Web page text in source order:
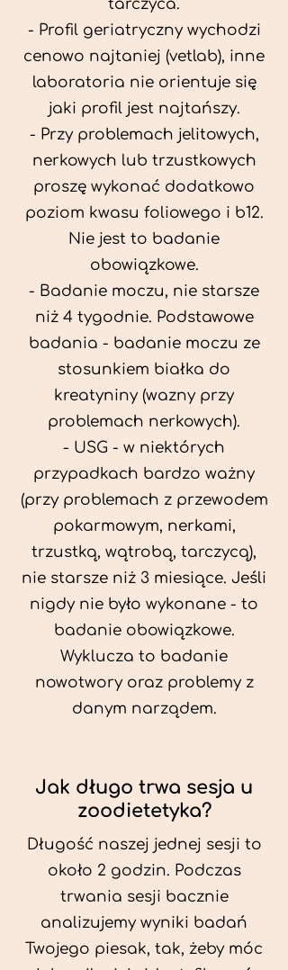
tarczyca.
- Profil geriatryczny wychodzi
cenowo najtaniej (vetlab), inne
laboratoria nie orientuje się
jaki profil jest najtańszy.
- Przy problemach jelitowych,
nerkowych lub trzustkowych
proszę wykonać dodatkowo
poziom kwasu foliowego i b12.
Nie jest to badanie
obowiązkowe.
- Badanie moczu, nie starsze
niż 4 tygodnie. Podstawowe
badania - badanie moczu ze
stosunkiem białka do
kreatyniny (wazny przy
problemach nerkowych).
- USG - w niektórych
przypadkach bardzo ważny
(przy problemach z przewodem
pokarmowym, nerkami,
trzustką, wątrobą, tarczycą),
nie starsze niż 3 miesiące. Jeśli
nigdy nie było wykonane - to
badanie obowiązkowe.
Wyklucza to badanie
nowotwory oraz problemy z
danym narządem.
Jak długo trwa sesja u
zoodietetyka?
Długość naszej jednej sesji to
około 2 godzin. Podczas
trwania sesji bacznie
analizujemy wyniki badań
Twojego piesak, tak, żeby móc